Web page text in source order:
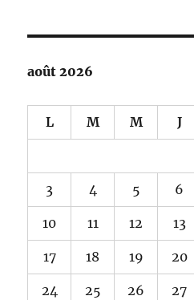
août 2026
L M M J
3 4 5 6
10 11 12 13
17 18 19 20
24 25 26 27